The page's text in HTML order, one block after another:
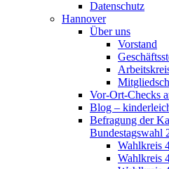
Datenschutz
Hannover
Über uns
Vorstand
Vor-Ort-Checks
Blog –
Befragung der
Bundestagswahl
Wahlkreis
Wahlkreis